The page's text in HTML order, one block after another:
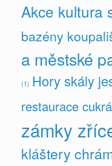
Akce kultura
bazény
a městské
(1) Hory skály
restaurace
zámky
kláštery